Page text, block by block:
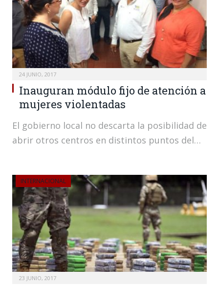
24 JUNIO, 2017
Inauguran módulo fijo de atención a
mujeres violentadas
El gobierno local no descarta la posibilidad de
abrir otros centros en distintos puntos del…
INTERNACIONAL
23 JUNIO, 2017